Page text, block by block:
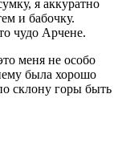
я аккуратно
и бабочку.
чудо Арчене.
меня не особо
была хорошо
склону горы быть